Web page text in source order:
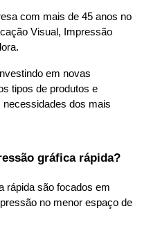
com mais de 45 anos no
Visual, Impressão
em novas
tipos de produtos e
necessidades dos mais
gráfica rápida?
rápida são focados em
no menor espaço de